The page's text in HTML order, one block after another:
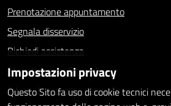
Prenotazione appuntamento
Segnala disservizio
Richiedi assistenza
Statistiche dei Siti web
Intranet - accesso riservato
Impostazioni privacy
Questo Sito fa uso di cookie tecnici